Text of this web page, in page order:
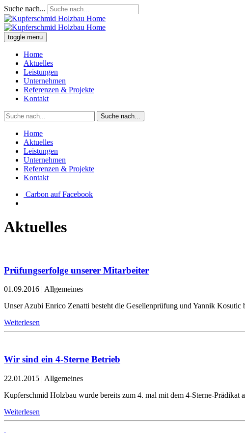
Suche nach...
toggle menu
Home
Aktuelles
Leistungen
Unternehmen
Referenzen & Projekte
Kontakt
Suche nach...
Home
Aktuelles
Leistungen
Unternehmen
Referenzen & Projekte
Kontakt
Carbon auf Facebook
Aktuelles
Prüfungserfolge unserer Mitarbeiter
01.09.2016 | Allgemeines
Unser Azubi Enrico Zenatti besteht die Gesellenprüfung und Yannik
Weiterlesen
Wir sind ein 4-Sterne Betrieb
22.01.2015 | Allgemeines
Kupferschmid Holzbau wurde bereits zum 4. mal mit dem 4-Sterne-Prädikat
Weiterlesen